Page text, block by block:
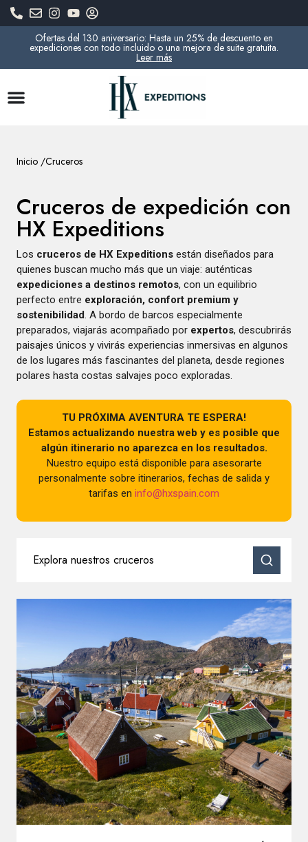
Ofertas del 130 aniversario: Hasta un 25% de descuento en
expediciones con todo incluido o una mejora de suite gratuita.
Leer más
Inicio /Cruceros
Cruceros de expedición con
HX Expeditions
Los cruceros de HX Expeditions están diseñados para
quienes buscan mucho más que un viaje: auténticas
expediciones a destinos remotos, con un equilibrio
perfecto entre exploración, confort premium y
sostenibilidad. A bordo de barcos especialmente
preparados, viajarás acompañado por expertos, descubrirás
paisajes únicos y vivirás experiencias inmersivas en algunos
de los lugares más fascinantes del planeta, desde regiones
polares hasta costas salvajes poco exploradas.
TU PRÓXIMA AVENTURA TE ESPERA!
Estamos actualizando nuestra web y es posible que
algún itinerario no aparezca en los resultados.
Nuestro equipo está disponible para asesorarte
personalmente sobre itinerarios, fechas de salida y
tarifas en info@hxspain.com